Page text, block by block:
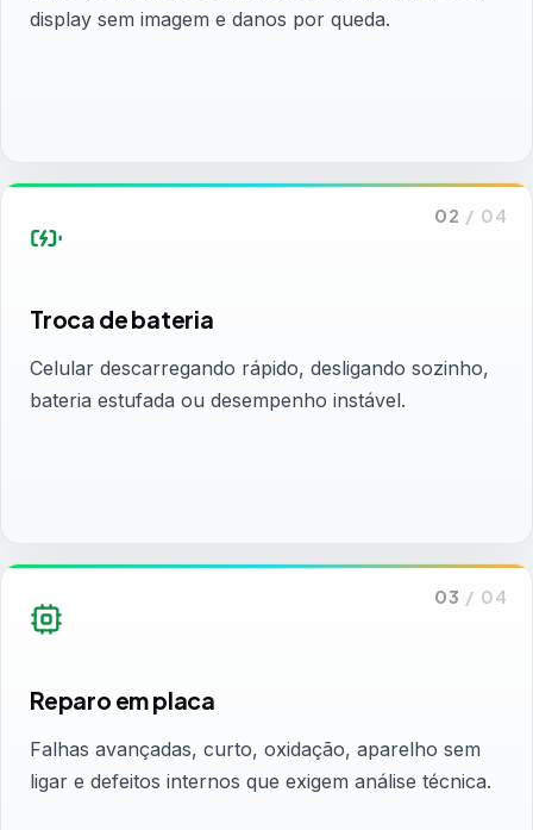
display sem imagem e danos por queda.
02 / 04
Troca de bateria
Celular descarregando rápido, desligando sozinho,
bateria estufada ou desempenho instável.
03 / 04
Reparo em placa
Falhas avançadas, curto, oxidação, aparelho sem
ligar e defeitos internos que exigem análise técnica.